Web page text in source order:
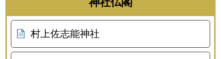
村上佐志能神社